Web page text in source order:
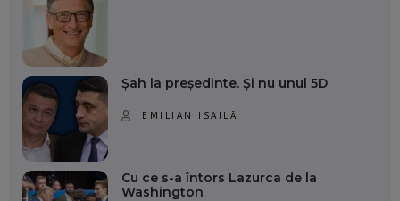
Șah la președinte. Și nu unul 5D
EMILIAN ISAILĂ
Cu ce s-a întors Lazurca de la
Washington